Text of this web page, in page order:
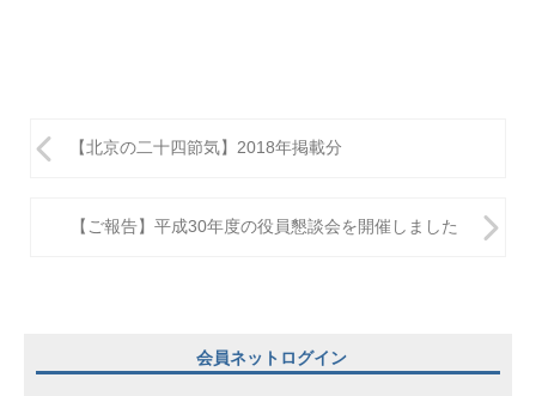
投
シ
【北京の二十四節気】2018年掲載分
【ご報告】平成30年度の役員懇談会を開催しました
会員ネットログイン